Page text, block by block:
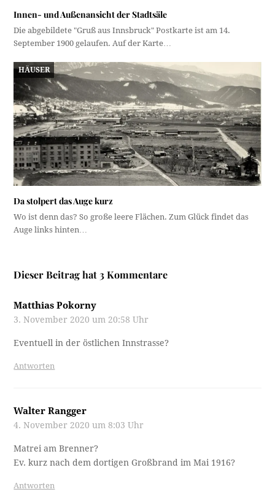
Innen- und Außenansicht der Stadtsäle
Die abgebildete "Gruß aus Innsbruck" Postkarte ist am 14.
September 1900 gelaufen. Auf der Karte…
HÄUSER
Da stolpert das Auge kurz
Wo ist denn das? So große leere Flächen. Zum Glück findet das
Auge links hinten…
Dieser Beitrag hat 3 Kommentare
Matthias Pokorny
3. November 2020 um 20:58 Uhr
Eventuell in der östlichen Innstrasse?
Antworten
Walter Rangger
4. November 2020 um 8:03 Uhr
Matrei am Brenner?
Ev. kurz nach dem dortigen Großbrand im Mai 1916?
Antworten